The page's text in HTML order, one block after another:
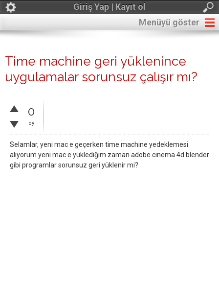
Giriş Yap | Kayıt ol
Menüyü göster
Time machine geri yüklenince
uygulamalar sorunsuz çalışır mı?
0
oy
Selamlar, yeni mac e geçerken time machine yedeklemesi
alıyorum yeni mac e yüklediğim zaman adobe cinema 4d blender
gibi programlar sorunsuz geri yüklenir mi?